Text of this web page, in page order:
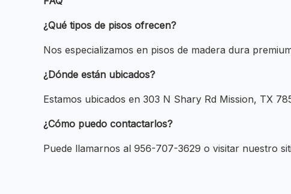
¿Qué tipos de pisos ofrecen?
Nos especializamos en pisos de madera dura
¿Dónde están ubicados?
Estamos ubicados en 303 N Shary Rd Mission, TX
¿Cómo puedo contactarlos?
Puede llamarnos al 956-707-3629 o visitar nuestro